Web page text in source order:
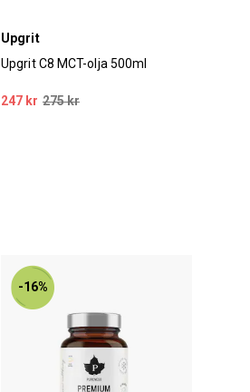
Upgrit
Upgrit C8 MCT-olja 500ml
247 kr 275 kr
-16%